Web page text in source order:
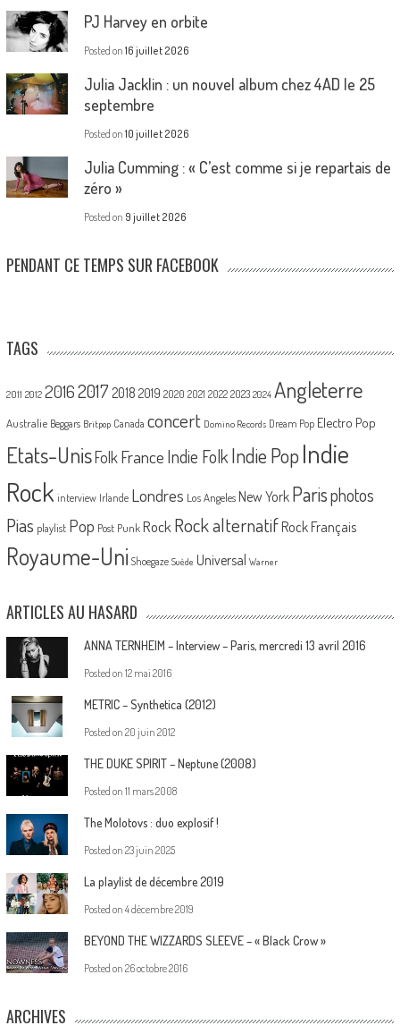
PJ Harvey en orbite
Posted on 16 juillet 2026
Julia Jacklin : un nouvel album chez 4AD le 25
septembre
Posted on 10 juillet 2026
Julia Cumming : « C’est comme si je repartais de
zéro »
Posted on 9 juillet 2026
PENDANT CE TEMPS SUR FACEBOOK
TAGS
2011 2012 20162017 2018 2019 2020 2021 2022 2023 2024 Angleterre
Australie Beggars Britpop Canada concert Domino Records Dream Pop Electro Pop
Etats-UnisFolk France Indie Folk Indie PopIndie
Rock interview Irlande Londres Los Angeles New York Parisphotos
Pias playlist Pop Post Punk Rock Rock alternatif Rock Français
Royaume-Uni Shoegaze Suède Universal Warner
ARTICLES AU HASARD
ANNA TERNHEIM – Interview – Paris, mercredi 13 avril 2016
Posted on 12 mai 2016
METRIC – Synthetica (2012)
Posted on 20 juin 2012
THE DUKE SPIRIT – Neptune (2008)
Posted on 11 mars 2008
The Molotovs : duo explosif !
Posted on 23 juin 2025
La playlist de décembre 2019
Posted on 4 décembre 2019
BEYOND THE WIZZARDS SLEEVE – « Black Crow »
Posted on 26 octobre 2016
ARCHIVES